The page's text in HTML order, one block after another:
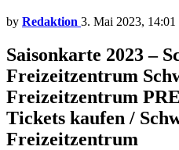
by Redaktion 3. Mai 2023, 14:01
Saisonkarte 2023 –
Freizeitzentrum
Freizeitzentrum
Tickets kaufen /
Freizeitzentrum